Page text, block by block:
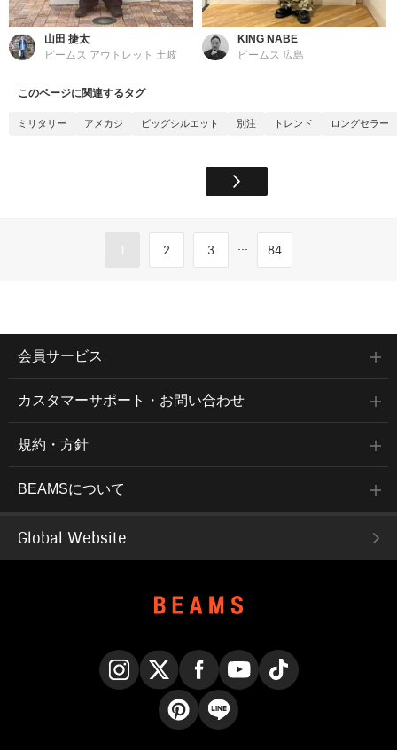
山田 捷太
ビームス アウトレット 土岐
KING NABE
ビームス 広島
このページに関連するタグ
ミリタリー アメカジ ビッグシルエット 別注 トレンド ロングセラー
1 2 3 ... 84
会員サービス
カスタマーサポート・お問い合わせ
規約・方針
BEAMSについて
Global Website